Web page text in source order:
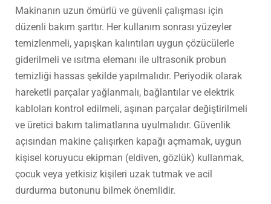
Makinanın uzun ömürlü ve güvenli çalışması için
düzenli bakım şarttır. Her kullanım sonrası yüzeyler
temizlenmeli, yapışkan kalıntıları uygun çözücülerle
giderilmeli ve ısıtma elemanı ile ultrasonik probun
temizliği hassas şekilde yapılmalıdır. Periyodik olarak
hareketli parçalar yağlanmalı, bağlantılar ve elektrik
kabloları kontrol edilmeli, aşınan parçalar değiştirilmeli
ve üretici bakım talimatlarına uyulmalıdır. Güvenlik
açısından makine çalışırken kapağı açmamak, uygun
kişisel koruyucu ekipman (eldiven, gözlük) kullanmak,
çocuk veya yetkisiz kişileri uzak tutmak ve acil
durdurma butonunu bilmek önemlidir.